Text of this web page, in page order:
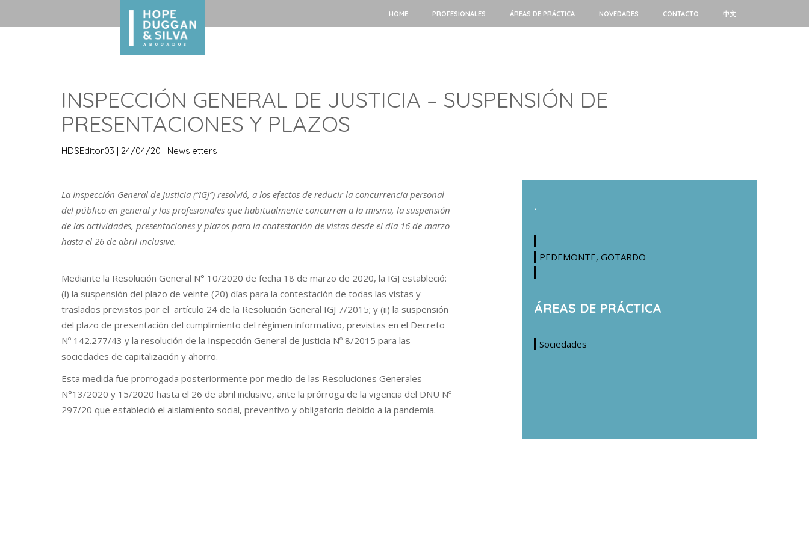
HOME PROFESIONALES ÁREAS DE PRÁCTICA NOVEDADES CONTACTO 中文
INSPECCIÓN GENERAL DE JUSTICIA – SUSPENSIÓN DE
PRESENTACIONES Y PLAZOS
HDSEditor03 | 24/04/20 | Newsletters
La Inspección General de Justicia (“IGJ”) resolvió, a los efectos de reducir la concurrencia personal
del público en general y los profesionales que habitualmente concurren a la misma, la suspensión
de las actividades, presentaciones y plazos para la contestación de vistas desde el día 16 de marzo
hasta el 26 de abril inclusive.
Mediante la Resolución General N° 10/2020 de fecha 18 de marzo de 2020, la IGJ estableció:
(i) la suspensión del plazo de veinte (20) días para la contestación de todas las vistas y
traslados previstos por el artículo 24 de la Resolución General IGJ 7/2015; y (ii) la suspensión
del plazo de presentación del cumplimiento del régimen informativo, previstas en el Decreto
Nº 142.277/43 y la resolución de la Inspección General de Justicia Nº 8/2015 para las
sociedades de capitalización y ahorro.
Esta medida fue prorrogada posteriormente por medio de las Resoluciones Generales
N°13/2020 y 15/2020 hasta el 26 de abril inclusive, ante la prórroga de la vigencia del DNU Nº
297/20 que estableció el aislamiento social, preventivo y obligatorio debido a la pandemia.
.
PEDEMONTE, GOTARDO
ÁREAS DE PRÁCTICA
Sociedades